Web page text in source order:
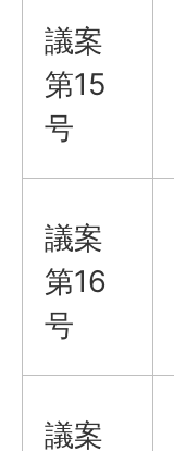
議案
第15
号
議案
第16
号
議案